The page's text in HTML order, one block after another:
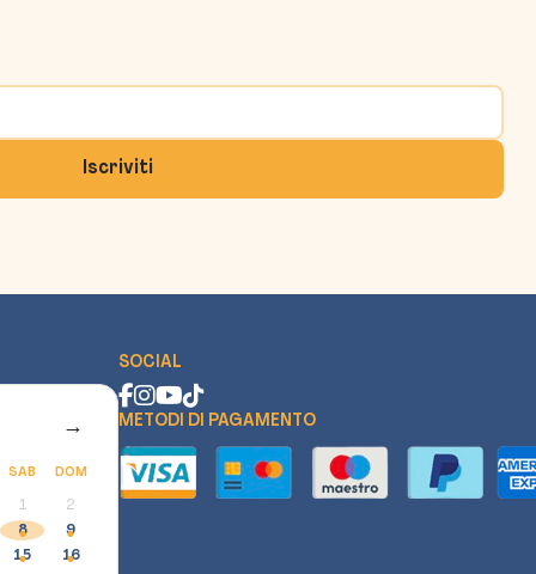
→
SAB DOM
1
2
8
9
15
16
SOCIAL
METODI DI PAGAMENTO